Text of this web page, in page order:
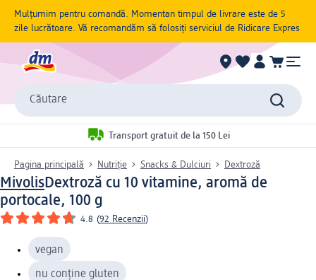
Mulțumim pentru comandă. Momentan timpul de livrare este de 5
zile lucrătoare. Vă recomandăm să folosiți serviciul de Ridicare Expres
Căutare
Transport gratuit de la 150 Lei
Pagina principală Nutriție Snacks & Dulciuri Dextroză
MivolisDextroză cu 10 vitamine, aromă de
portocale, 100 g
4.8 (92 Recenzii)
vegan
nu conține gluten